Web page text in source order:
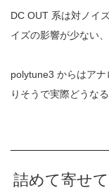
DC OUT 系は対ノイ
イズの影響が少ない
polytune3 からはア
りそうで実際どうな
詰めて寄せ